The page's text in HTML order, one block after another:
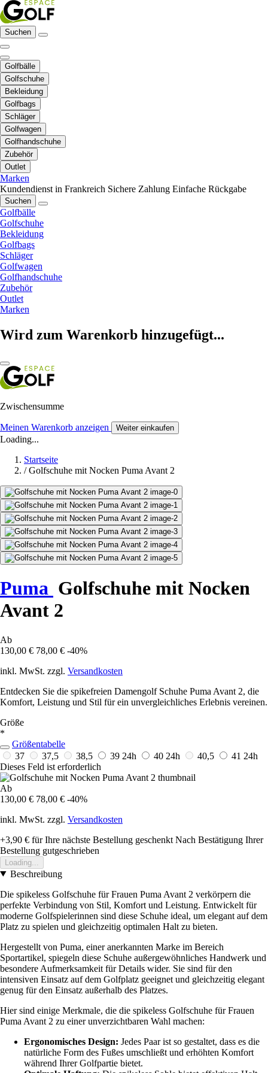
Suchen
Golfbälle
Golfschuhe
Bekleidung
Golfbags
Schläger
Golfwagen
Golfhandschuhe
Zubehör
Outlet
Marken
Kundendienst in Frankreich Sichere Zahlung Einfache Rückgabe
Suchen
Golfbälle
Golfschuhe
Bekleidung
Golfbags
Schläger
Golfwagen
Golfhandschuhe
Zubehör
Outlet
Marken
Wird zum Warenkorb hinzugefügt...
Zwischensumme
Meinen Warenkorb anzeigen Weiter einkaufen
Loading...
Startseite
/ Golfschuhe mit Nocken Puma Avant 2
Puma Golfschuhe mit Nocken
Avant 2
Ab
130,00 € 78,00 € -40%
inkl. MwSt. zzgl. Versandkosten
Entdecken Sie die spikefreien Damengolf Schuhe Puma Avant 2, die
Komfort, Leistung und Stil für ein unvergleichliches Erlebnis vereinen.
Größe
*
Größentabelle
37
37,5 38,5 39 24h 40 24h 40,5 41 24h
Dieses Feld ist erforderlich
Ab
130,00 € 78,00 € -40%
inkl. MwSt. zzgl. Versandkosten
+3,90 € für Ihre nächste Bestellung geschenkt Nach Bestätigung Ihrer
Bestellung gutgeschrieben
Loading...
Beschreibung
Die spikeless Golfschuhe für Frauen Puma Avant 2 verkörpern die
perfekte Verbindung von Stil, Komfort und Leistung. Entwickelt für
moderne Golfspielerinnen sind diese Schuhe ideal, um elegant auf dem
Platz zu spielen und gleichzeitig optimalen Halt zu bieten.
Hergestellt von Puma, einer anerkannten Marke im Bereich
Sportartikel, spiegeln diese Schuhe außergewöhnliches Handwerk und
besondere Aufmerksamkeit für Details wider. Sie sind für den
intensiven Einsatz auf dem Golfplatz geeignet und gleichzeitig elegant
genug für den Einsatz außerhalb des Platzes.
Hier sind einige Merkmale, die die spikeless Golfschuhe für Frauen
Puma Avant 2 zu einer unverzichtbaren Wahl machen:
Ergonomisches Design: Jedes Paar ist so gestaltet, dass es die
natürliche Form des Fußes umschließt und erhöhten Komfort
während Ihrer Golfpartie bietet.